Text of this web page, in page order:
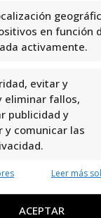
en función
activamente.
evitar y
eliminar fallos,
publicidad y
y comunicar las
Leer más
ACEPTAR
C. Duque de
Alicante,
valoración de
su
del
lo
y confiable
en